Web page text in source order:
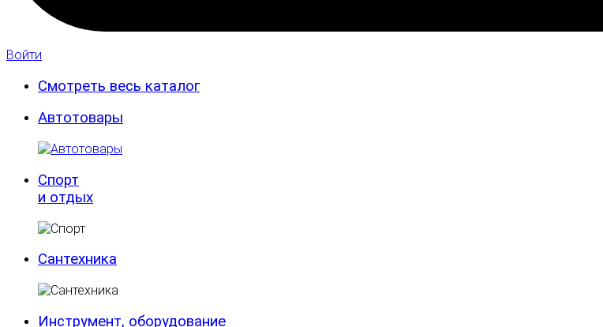
Войти
Смотреть весь каталог
Автотовары
Спорт
и отдых
Сантехника
Инструмент, оборудование